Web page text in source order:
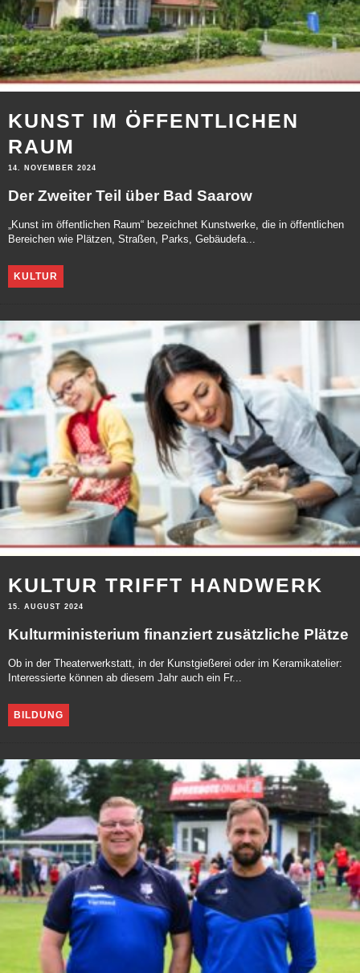
KUNST IM ÖFFENTLICHEN
RAUM
14. NOVEMBER 2024
Der Zweiter Teil über Bad Saarow
„Kunst im öffentlichen Raum“ bezeichnet Kunstwerke, die in öffentlichen
Bereichen wie Plätzen, Straßen, Parks, Gebäudefa...
KULTUR
KULTUR TRIFFT HANDWERK
15. AUGUST 2024
Kulturministerium finanziert zusätzliche Plätze
Ob in der Theaterwerkstatt, in der Kunstgießerei oder im Keramikatelier:
Interessierte können ab diesem Jahr auch ein Fr...
BILDUNG